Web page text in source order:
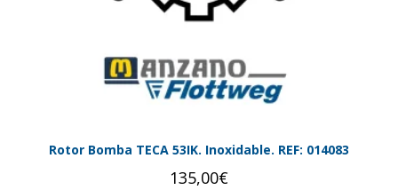
Rotor Bomba TECA 53IK. Inoxidable. REF: 014083
135,00€